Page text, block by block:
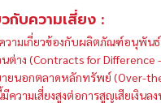
กับความเสี่ยง :
วามเกี่ยวข้องกับผลิตภัณฑ์อนุพัน
าง (Contracts for Difference
ยนอกตลาดหลักทรัพย์ (Over-
วามเสี่ยงสูงต่อการสูญเสียเงิน